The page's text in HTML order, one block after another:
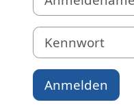
Kennwort
Anmelden